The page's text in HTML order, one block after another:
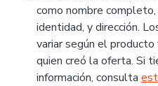
como nombre
identidad, y dirección.
variar según el
quien creó la oferta. Si
información, consulta